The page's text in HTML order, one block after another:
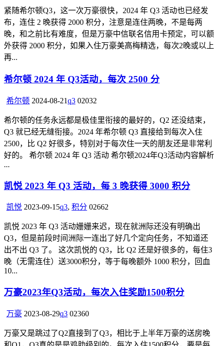
紧随希尔顿Q3，这一次万豪很快，2024 年 Q3 活动也已经发
布，连住 2 晚获得 2000 积分，注意是连住两晚，不是每两
晚，和之前比有难度，但是万豪中信联名信用卡预定，可以额
外获得 2000 积分，如果入住万豪美高梅精选，每次2晚或以上
再...
希尔顿 2024 年 Q3活动，每次 2500 分
希尔顿 2024-08-21q3 02032
希尔顿的任务永远都是极佳里衔接的最好的，Q2 还没结束，
Q3 就已经无缝衔接。2024 年希尔顿 Q3 直接给到每次入住
2500，比 Q2 好很多，特别对于每次住一天的朋友还是非常利
好的。 希尔顿 2024 年 Q3 活动 希尔顿2024年Q3活动内容解析
...
凯悦 2023 年 Q3 活动，每 3 晚获得 3000 积分
凯悦 2023-09-15q3, 积分 02662
凯悦 2023 年 Q3 活动姗姗来迟，现在就洲际还没有明确出
Q3，但是前段时间洲际一连出了好几个定向任务，不知道还
出不出 Q3 了。 这次凯悦的 Q3，比 Q2 还是好很多的，每住3
晚（无需连住）送3000积分，等于每晚额外 1000 积分，回血
10...
万豪2023年Q3活动，每次入住奖励1500积分
万豪 2023-08-29q3 02360
万豪又是跳过了Q2直接到了Q3，相比于上半年万豪的送房晚